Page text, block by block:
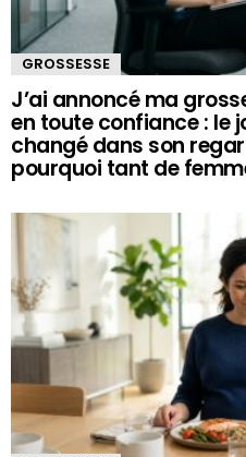
GROSSESSE
J’ai annoncé ma
en toute confiance : le
changé dans son
pourquoi tant de